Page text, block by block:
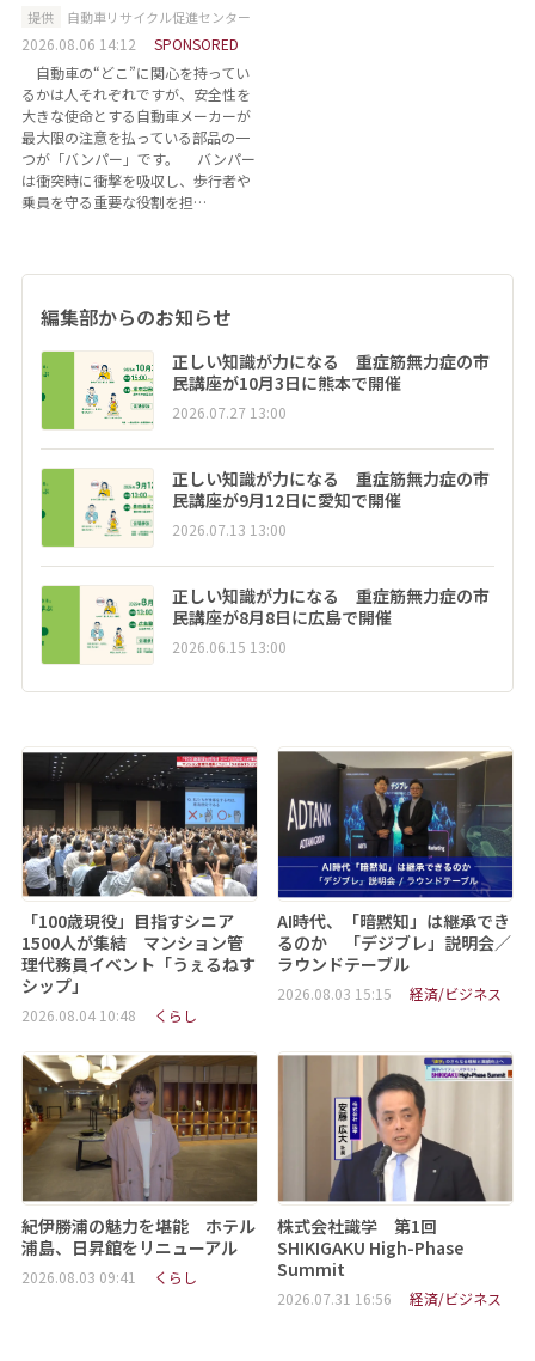
提供 自動車リサイクル促進センター
2026.08.06 14:12
SPONSORED
自動車の“どこ”に関心を持ってい
るかは人それぞれですが、安全性を
大きな使命とする自動車メーカーが
最大限の注意を払っている部品の一
つが「バンパー」です。 バンパー
は衝突時に衝撃を吸収し、歩行者や
乗員を守る重要な役割を担…
編集部からのお知らせ
正しい知識が力になる 重症筋無力症の市
民講座が10月3日に熊本で開催
2026.07.27 13:00
正しい知識が力になる 重症筋無力症の市
民講座が9月12日に愛知で開催
2026.07.13 13:00
正しい知識が力になる 重症筋無力症の市
民講座が8月8日に広島で開催
2026.06.15 13:00
「100歳現役」目指すシニア
1500人が集結 マンション管
理代務員イベント「うぇるねす
シップ」
2026.08.04 10:48 くらし
AI時代、「暗黙知」は継承でき
るのか 「デジブレ」説明会／
ラウンドテーブル
2026.08.03 15:15 経済/ビジネス
紀伊勝浦の魅力を堪能 ホテル
浦島、日昇館をリニューアル
2026.08.03 09:41 くらし
株式会社識学 第1回
SHIKIGAKU High-Phase
Summit
2026.07.31 16:56 経済/ビジネス